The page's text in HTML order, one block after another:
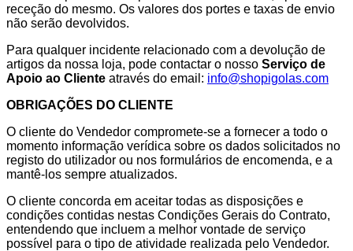
receção do mesmo. Os valores dos portes e taxas de envio
não serão devolvidos.
Para qualquer incidente relacionado com a devolução de
artigos da nossa loja, pode contactar o nosso Serviço de
Apoio ao Cliente através do email: info@shopigolas.com
OBRIGAÇÕES DO CLIENTE
O cliente do Vendedor compromete-se a fornecer a todo o
momento informação verídica sobre os dados solicitados no
registo do utilizador ou nos formulários de encomenda, e a
mantê-los sempre atualizados.
O cliente concorda em aceitar todas as disposições e
condições contidas nestas Condições Gerais do Contrato,
entendendo que incluem a melhor vontade de serviço
possível para o tipo de atividade realizada pelo Vendedor.